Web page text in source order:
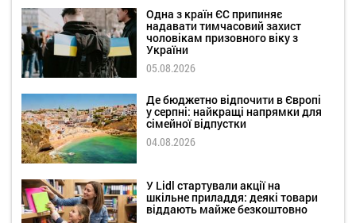
Одна з країн ЄС припиняє
надавати тимчасовий захист
чоловікам призовного віку з
України
05.08.2026
Де бюджетно відпочити в Європі
у серпні: найкращі напрямки для
сімейної відпустки
04.08.2026
У Lidl стартували акції на
шкільне приладдя: деякі товари
віддають майже безкоштовно